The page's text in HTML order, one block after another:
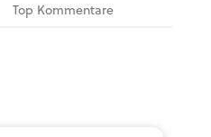
Top Kommentare